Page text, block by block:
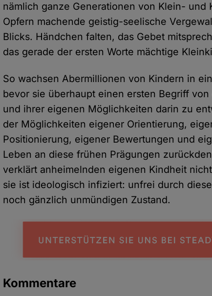
nämlich ganze Generationen von Klein- und
Opfern machende geistig-seelische
Blicks. Händchen falten, das Gebet
das gerade der ersten Worte mächtige
So wachsen Abermillionen von Kindern in
bevor sie überhaupt einen ersten Begriff
und ihrer eigenen Möglichkeiten darin zu
der Möglichkeiten eigener Orientierung,
Positionierung, eigener Bewertungen und
Leben an diese frühen Prägungen
verklärt anheimelnden eigenen Kindheit
sie ist ideologisch infiziert: unfrei durch
noch gänzlich unmündigen Zustand.
Kommentare